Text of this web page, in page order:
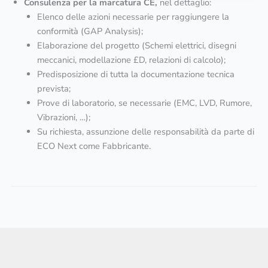
Elenco delle azioni necessarie per raggiungere la
conformità (GAP Analysis);
Elaborazione del progetto (Schemi elettrici, disegni
meccanici, modellazione £D, relazioni di calcolo);
Predisposizione di tutta la documentazione tecnica
prevista;
Prove di laboratorio, se necessarie (EMC, LVD, Rumore,
Vibrazioni, …);
Su richiesta, assunzione delle responsabilità da parte di
ECO Next come Fabbricante.